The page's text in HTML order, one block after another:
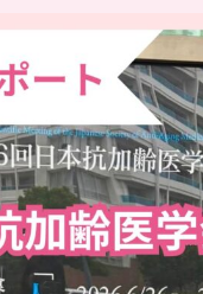
..
日本抗加齢医学会に参加しました
0